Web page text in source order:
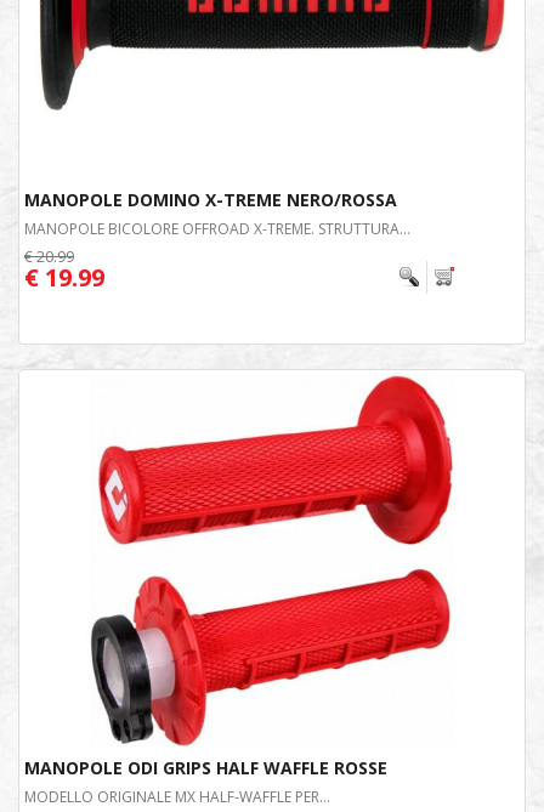
MANOPOLE DOMINO X-TREME NERO/ROSSA
MANOPOLE BICOLORE OFFROAD X-TREME. STRUTTURA...
€ 20.99
€ 19.99
MANOPOLE ODI GRIPS HALF WAFFLE ROSSE
MODELLO ORIGINALE MX HALF-WAFFLE PER...